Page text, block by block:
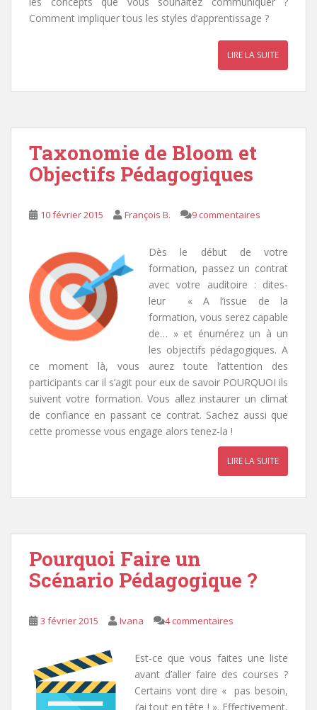
Comment impliquer tous les styles d’apprentissage ?
LIRE LA SUITE
Taxonomie de Bloom et
Objectifs Pédagogiques
10 février 2015 François B. 9 commentaires
Dès le début de votre
formation, passez un contrat
avec votre auditoire : dites-
leur « A l’issue de la
formation, vous serez capable
de… » et énumérez un à un
les objectifs pédagogiques. A
ce moment là, vous aurez toute l’attention des
participants car il s’agit pour eux de savoir POURQUOI ils
suivent votre formation. Vous allez instaurer un climat
de confiance en passant ce contrat. Sachez aussi que
cette promesse vous engage alors tenez-la !
LIRE LA SUITE
Pourquoi Faire un
Scénario Pédagogique ?
3 février 2015 Ivana 4 commentaires
Est-ce que vous faites une liste
avant d’aller faire des courses ?
Certains vont dire « pas besoin,
j’ai tout en tête ! ». Effectivement,